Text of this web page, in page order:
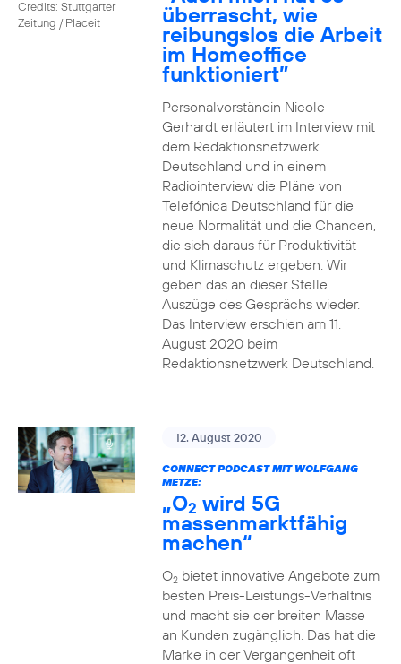
Credits: Stuttgarter
Zeitung / Placeit
überrascht, wie
reibungslos die Arbeit
im Homeoffice
funktioniert”
Personalvorständin Nicole
Gerhardt erläutert im Interview mit
dem Redaktionsnetzwerk
Deutschland und in einem
Radiointerview die Pläne von
Telefónica Deutschland für die
neue Normalität und die Chancen,
die sich daraus für Produktivität
und Klimaschutz ergeben. Wir
geben das an dieser Stelle
Auszüge des Gesprächs wieder.
Das Interview erschien am 11.
August 2020 beim
Redaktionsnetzwerk Deutschland.
12. August 2020
CONNECT PODCAST MIT WOLFGANG
METZE:
„O2 wird 5G
massenmarktfähig
machen“
O2bietet innovative Angebote zum
besten Preis-Leistungs-Verhältnis
und macht sie der breiten Masse
an Kunden zugänglich. Das hat die
Marke in der Vergangenheit oft